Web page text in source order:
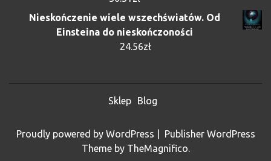
Nieskończenie wiele wszechświatów. Od
Einsteina do nieskończoności
24.56zł
Sklep Blog
Proudly powered by WordPress
Publisher WordPress
Theme by TheMagnifico.